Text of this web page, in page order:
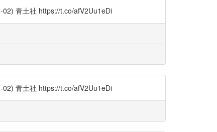
02) 青土社 https://t.co/afV2Uu1eDi
02) 青土社 https://t.co/afV2Uu1eDi